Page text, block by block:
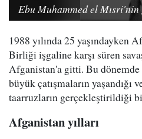
Ebu Muhammed el
1988 yılında 25 yaşındayken
Birliği işgaline karşı süren
Afganistan'a gitti. Bu
büyük çatışmaların yaşandığı
taarruzların gerçekleştirildiği
Afganistan yılları